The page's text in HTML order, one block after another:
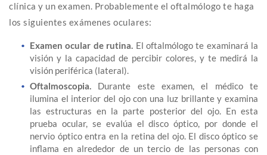
clínica y un examen. Probablemente el oftalmólogo te haga
los siguientes exámenes oculares:
Examen ocular de rutina. El oftalmólogo te examinará la
visión y la capacidad de percibir colores, y te medirá la
visión periférica (lateral).
Oftalmoscopia. Durante este examen, el médico te
ilumina el interior del ojo con una luz brillante y examina
las estructuras en la parte posterior del ojo. En esta
prueba ocular, se evalúa el disco óptico, por donde el
nervio óptico entra en la retina del ojo. El disco óptico se
inflama en alrededor de un tercio de las personas con